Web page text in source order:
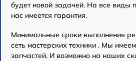
будет новой задачей. На все виды
нас имеется гарантия.
Минимальные сроки выполнения
сеть мастерских техники . Мы
запчастей. И возможно на наших